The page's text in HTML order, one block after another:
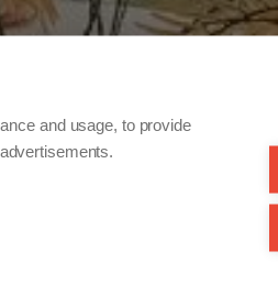
and usage, to provide